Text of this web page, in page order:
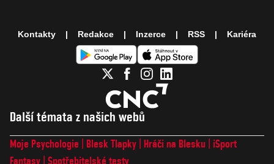
Další témata z našich webů
Moje Psychologie Blesk Tlapky Hráči na Blesku
iSport
Fantasy Spotřebitelské testy
Kontakty Redakce Inzerce RSS Kariéra